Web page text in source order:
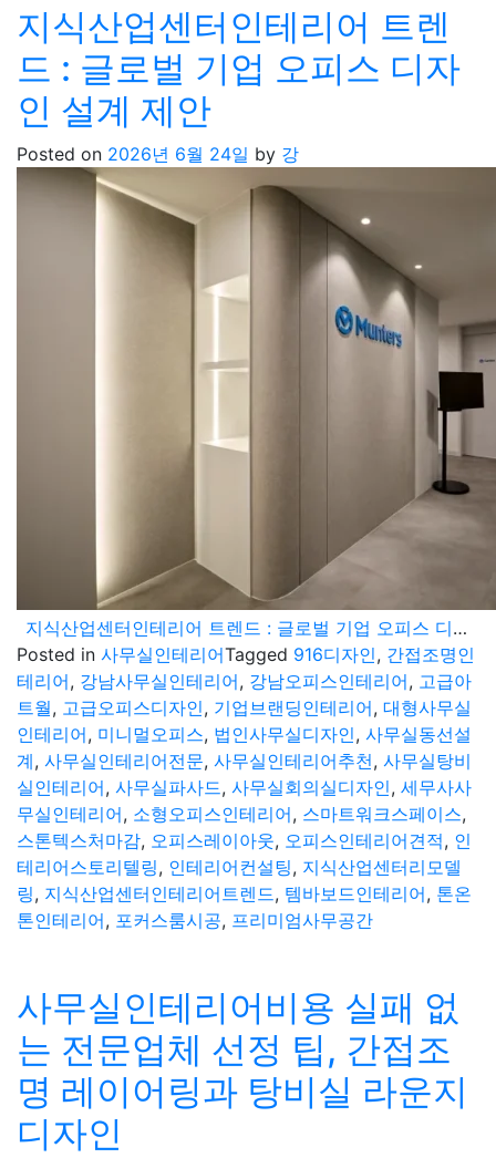
지식산업센터인테리어 트렌
드 : 글로벌 기업 오피스 디자
인 설계 제안
Posted on 2026년 6월 24일 by 강
지식산업센터인테리어 트렌드 : 글로벌 기업 오피스 디자인 설계 제안
Posted in 사무실인테리어Tagged 916디자인, 간접조명인
테리어, 강남사무실인테리어, 강남오피스인테리어, 고급아
트월, 고급오피스디자인, 기업브랜딩인테리어, 대형사무실
인테리어, 미니멀오피스, 법인사무실디자인, 사무실동선설
계, 사무실인테리어전문, 사무실인테리어추천, 사무실탕비
실인테리어, 사무실파사드, 사무실회의실디자인, 세무사사
무실인테리어, 소형오피스인테리어, 스마트워크스페이스,
스톤텍스처마감, 오피스레이아웃, 오피스인테리어견적, 인
테리어스토리텔링, 인테리어컨설팅, 지식산업센터리모델
링, 지식산업센터인테리어트렌드, 템바보드인테리어, 톤온
톤인테리어, 포커스룸시공, 프리미엄사무공간
사무실인테리어비용 실패 없
는 전문업체 선정 팁, 간접조
명 레이어링과 탕비실 라운지
디자인